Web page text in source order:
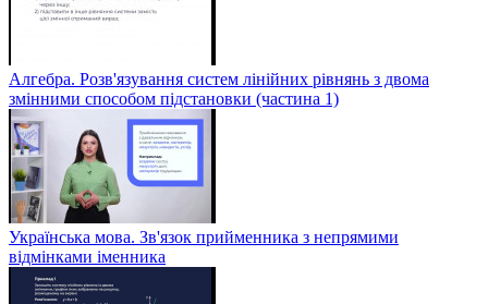
Алгебра. Розв'язування систем лінійних рівнянь з двома
змінними способом підстановки (частина 1)
Українська мова. Зв'язок прийменника з непрямими
відмінками іменника